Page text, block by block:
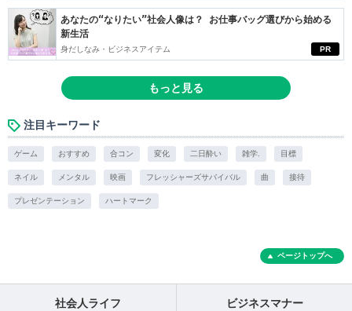
PR
あなたの“なりたい”社会人像は？ お仕事バッグ選びから始める
新生活
身だしなみ・ビジネスアイテム
もっと見る
注目キーワード
ゲーム おすすめ 合コン 変化 二日酔い 雑学. 目標
ネイル メンタル 映画 フレッシャーズサバイバル 曲 接待
プレゼンテーション ハートマーク
ページトップへ
社会人ライフ ビジネスマナー